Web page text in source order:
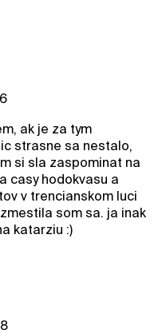
ak je za tym
strasne sa nestalo,
si sla zaspominat na
casy hodokvasu a
v trencianskom luci
som sa. ja inak
katarziu :)